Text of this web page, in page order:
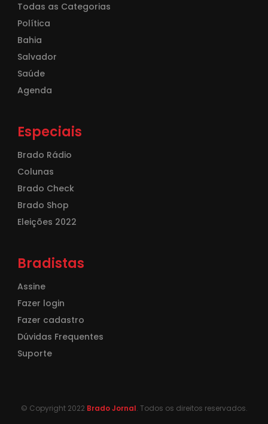
Todas as Categorias
Política
Bahia
Salvador
Saúde
Agenda
Especiais
Brado Rádio
Colunas
Brado Check
Brado Shop
Eleições 2022
Bradistas
Assine
Fazer login
Fazer cadastro
Dúvidas Frequentes
Suporte
© Copyright 2022 Brado Jornal. Todos os direitos reservados.